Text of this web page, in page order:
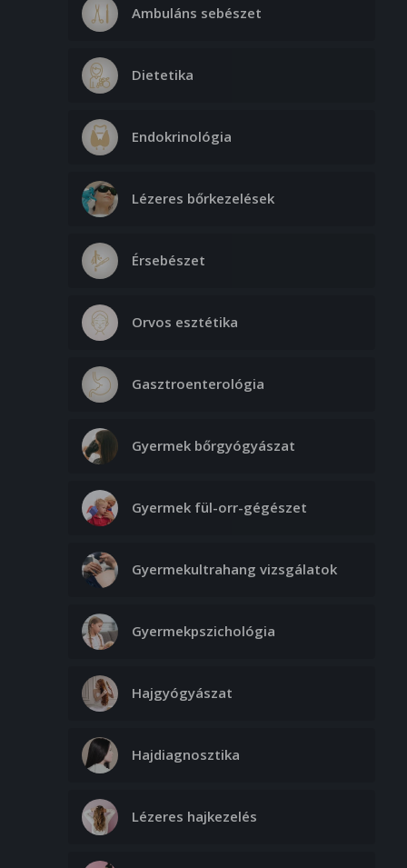
Ambuláns sebészet
Dietetika
Endokrinológia
Lézeres bőrkezelések
Érsebészet
Orvos esztétika
Gasztroenterológia
Gyermek bőrgyógyászat
Gyermek fül-orr-gégészet
Gyermekultrahang vizsgálatok
Gyermekpszichológia
Hajgyógyászat
Hajdiagnosztika
Lézeres hajkezelés